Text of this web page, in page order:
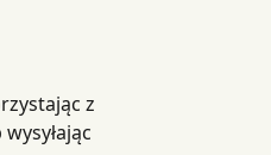
z
wysyłając